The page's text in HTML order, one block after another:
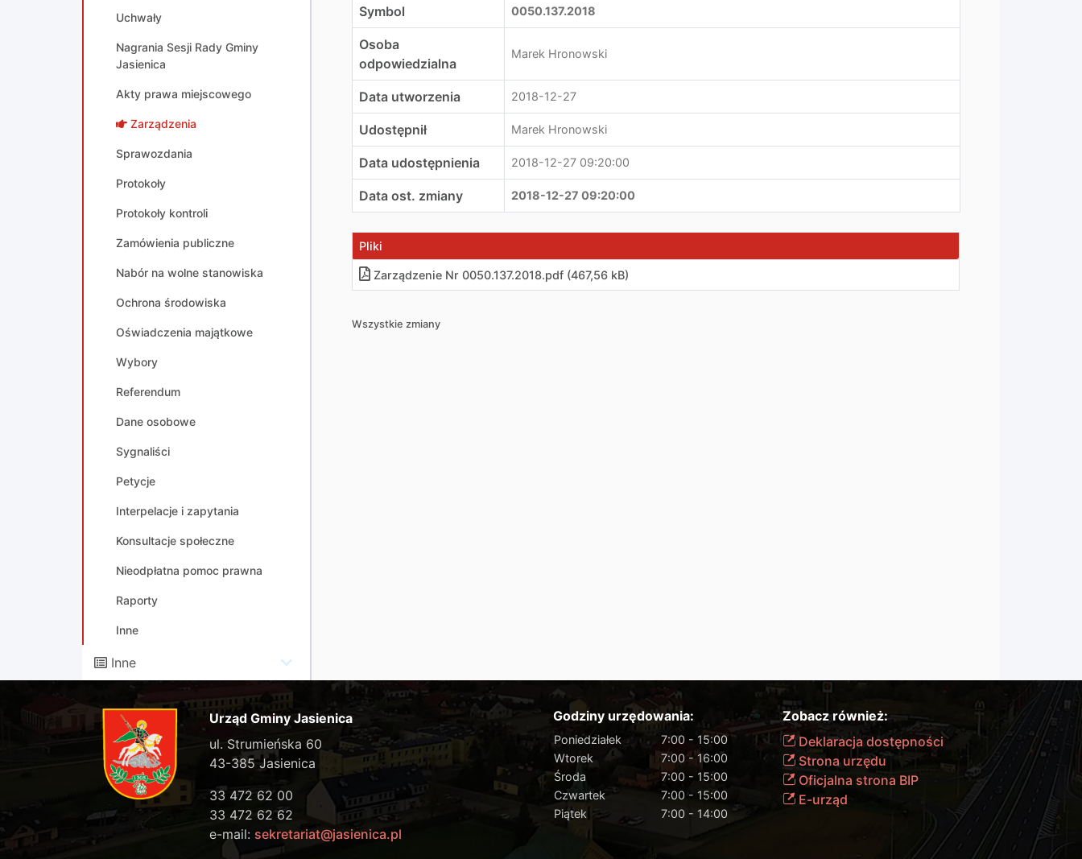
Uchwały
Nagrania Sesji Rady Gminy
Jasienica
Akty prawa miejscowego
Zarządzenia
Sprawozdania
Protokoły
Protokoły kontroli
Zamówienia publiczne
Nabór na wolne stanowiska
Ochrona środowiska
Oświadczenia majątkowe
Wybory
Referendum
Dane osobowe
Sygnaliści
Petycje
Interpelacje i zapytania
Konsultacje społeczne
Nieodpłatna pomoc prawna
Raporty
Inne
Inne
Symbol 0050.137.2018
Osoba
odpowiedzialna
Marek Hronowski
Data utworzenia 2018-12-27
Udostępnił Marek Hronowski
Data udostępnienia 2018-12-27 09:20:00
Data ost. zmiany 2018-12-27 09:20:00
Pliki
Zarządzenie Nr 0050.137.2018.pdf (467,56 kB)
Wszystkie zmiany
Urząd Gminy Jasienica
ul. Strumieńska 60
43-385 Jasienica
33 472 62 00
33 472 62 62
e-mail: sekretariat@jasienica.pl
Godziny urzędowania:
Poniedziałek
7:00 - 15:00
Wtorek
7:00 - 16:00
Środa
7:00 - 15:00
Czwartek
7:00 - 15:00
Piątek
7:00 - 14:00
Zobacz również:
Deklaracja dostępności
Strona urzędu
Oficjalna strona BIP
E-urząd